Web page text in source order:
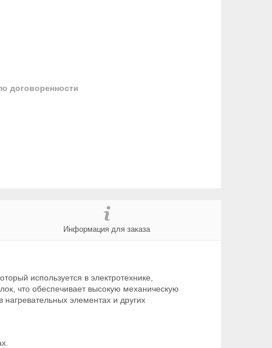
договоренности
Информация для заказа
используется в электротехнике,
что обеспечивает высокую механическую
нагревательных элементах и других